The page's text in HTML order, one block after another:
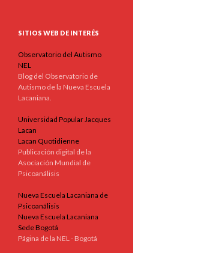
SITIOS WEB DE INTERÉS
Observatorio del Autismo
NEL
Blog del Observatorio de
Autismo de la Nueva Escuela
Lacaniana.
Universidad Popular Jacques
Lacan
Lacan Quotidienne
Publicación digital de la
Asociación Mundial de
Psicoanálisis
Nueva Escuela Lacaniana de
Psicoanálisis
Nueva Escuela Lacaniana
Sede Bogotá
Página de la NEL - Bogotá